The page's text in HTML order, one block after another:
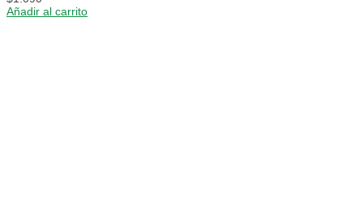
Añadir al carrito